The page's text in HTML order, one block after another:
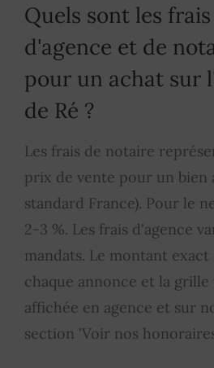
Quels sont les frais
d'agence et de
pour un achat sur
de Ré ?
Les frais de notaire
prix de vente pour un bien
standard France). Pour le
2-3 %. Les frais d'agence
mandats. Le montant
chaque annonce et la
affichée en agence et sur
section 'Voir nos